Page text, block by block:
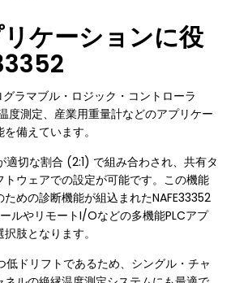
ケーションに役
ラマブル・ロジック・コントローラ
度測定、産業用重量計などのアプリケー
備えています。
適切な割合 (2:1) で組み合わされ、共有タ
ウェアでの設定が可能です。この機能
めの診断機能が組込まれたNAFE33352
ルやリモートI/Oなどの多機能PLCアプ
肢となります。
低ドリフトであるため、シングル・チャ